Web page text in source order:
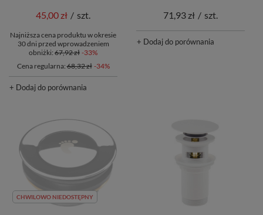
45,00 zł / szt.
Najniższa cena produktu w okresie
30 dni przed wprowadzeniem
obniżki: 67,92 zł -33%
Cena regularna:68,32 zł -34%
+ Dodaj do porównania
71,93 zł / szt.
+ Dodaj do porównania
CHWILOWO NIEDOSTĘPNY